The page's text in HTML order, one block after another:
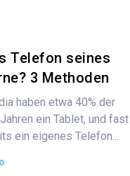
Telefon seines
3 Methoden
haben etwa 40% der
ein Tablet, und fast
ein eigenes Telefon...